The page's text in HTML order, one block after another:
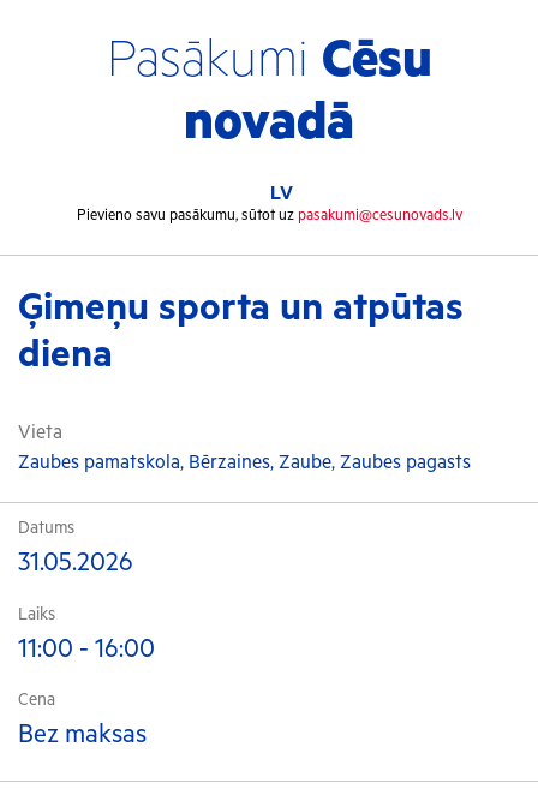
Pasākumi Cēsu
novadā
LV
Pievieno savu pasākumu, sūtot uz pasakumi@cesunovads.lv
Ģimeņu sporta un atpūtas
diena
Vieta
Zaubes pamatskola, Bērzaines, Zaube, Zaubes pagasts
Datums
31.05.2026
Laiks
11:00 - 16:00
Cena
Bez maksas